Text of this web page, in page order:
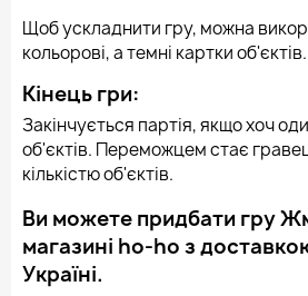
Щоб ускладнити гру, можна
кольорові, а темні картки об'єктів.
Кінець гри:
Закінчується партія, якщо хоч
об'єктів. Переможцем стає
кількістю об'єктів.
Ви можете придбати гру
магазині ho-ho з
Україні.